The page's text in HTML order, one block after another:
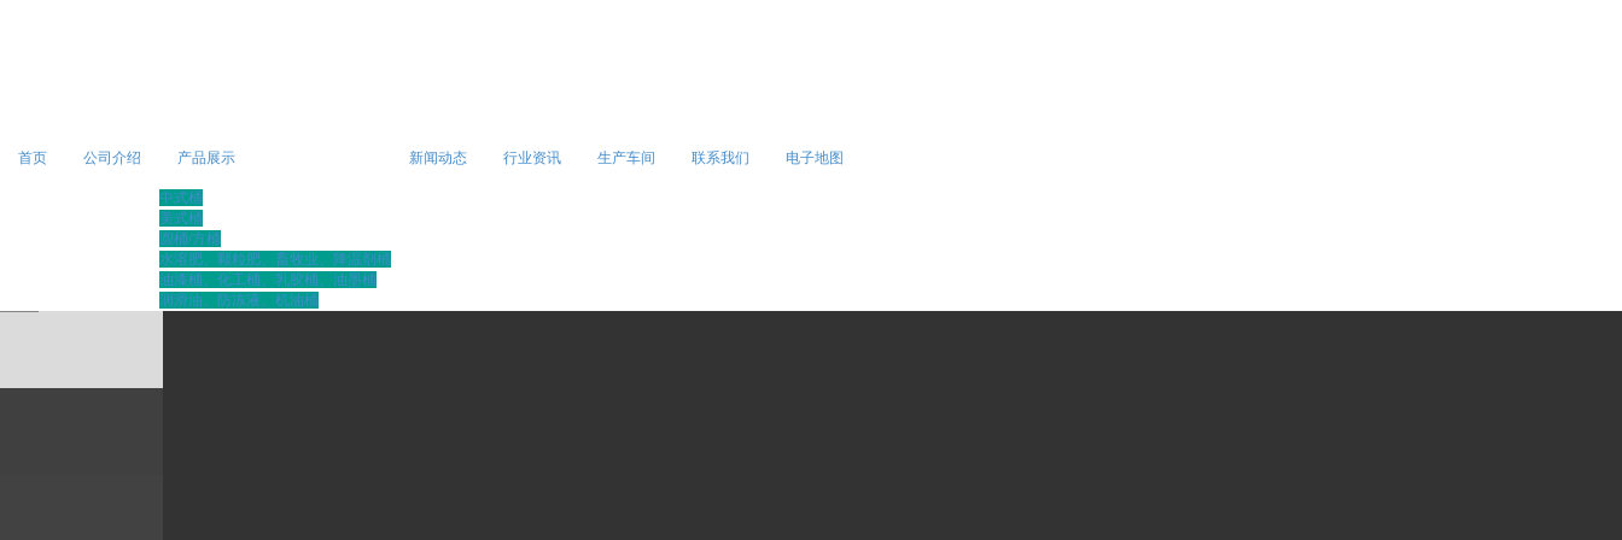
首页 公司介绍 产品展示
中式桶
美式桶
圆桶/方桶
水溶肥、颗粒肥、畜牧业、降温剂桶
油漆桶、化工桶、乳胶桶、油墨桶
润滑油、防冻液、机油桶
新闻动态 行业资讯 生产车间 联系我们 电子地图